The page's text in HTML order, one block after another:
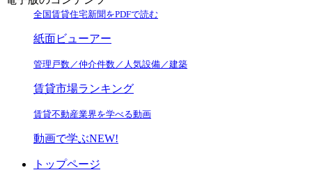
全国賃貸住宅新聞をPDFで読む
紙面ビューアー
管理戸数／仲介件数／人気設備／建築
賃貸市場ランキング
賃貸不動産業界を学べる動画
動画で学ぶNEW!
トップページ